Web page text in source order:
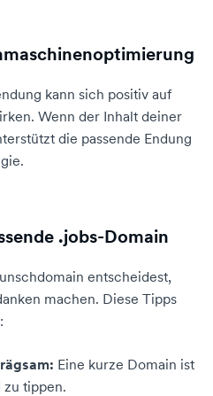
kann sich positiv auf
Wenn der Inhalt deiner
die passende Endung
.jobs-Domain
entscheidest,
machen. Diese Tipps
Eine kurze Domain ist
tippen.